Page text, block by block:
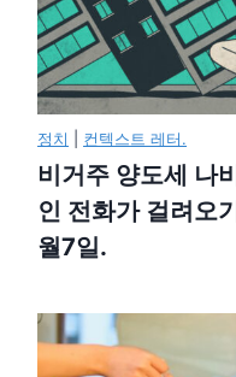
정치 컨텍스트 레터.
비거주 양도세 나
인 전화가 걸려오
월7일.